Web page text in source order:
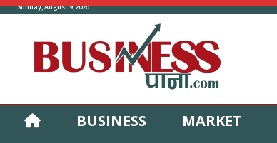
Sunday, August 9, 2026
BUSINESS MARKET